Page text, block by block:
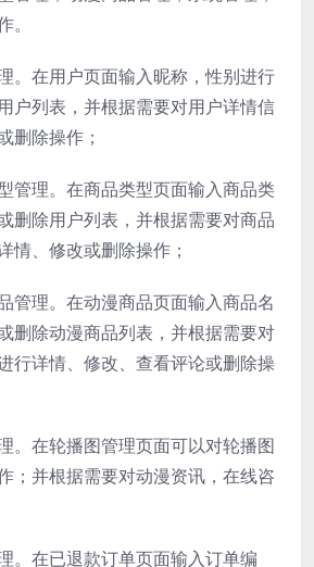
。在用户页面输入昵称，性别进行
户列表，并根据需要对用户详情信
删除操作；
管理。在商品类型页面输入商品类
删除用户列表，并根据需要对商品
情、修改或删除操作；
管理。在动漫商品页面输入商品名
删除动漫商品列表，并根据需要对
行详情、修改、查看评论或删除操
。在轮播图管理页面可以对轮播图
；并根据需要对动漫资讯，在线咨
。在已退款订单页面输入订单编